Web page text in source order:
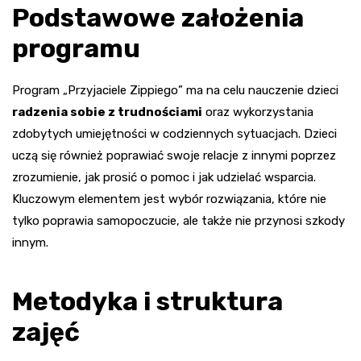
Podstawowe założenia
programu
Program „Przyjaciele Zippiego” ma na celu nauczenie dzieci
radzenia sobie z trudnościami oraz wykorzystania
zdobytych umiejętności w codziennych sytuacjach. Dzieci
uczą się również poprawiać swoje relacje z innymi poprzez
zrozumienie, jak prosić o pomoc i jak udzielać wsparcia.
Kluczowym elementem jest wybór rozwiązania, które nie
tylko poprawia samopoczucie, ale także nie przynosi szkody
innym.
Metodyka i struktura
zajęć